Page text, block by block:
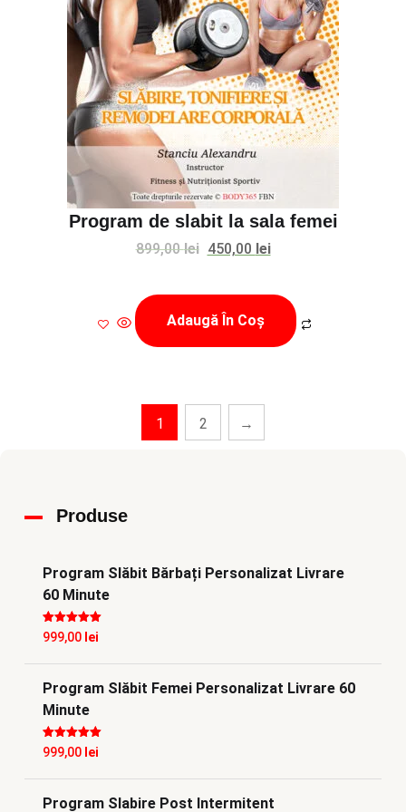
Program de slabit la sala femei
899,00lei Prețul
a
fost:
899,00 lei.
450,00 leiPrețul
este:
450,00 lei.
Adaugă În Coș
1 2 →
Produse
Program Slăbit Bărbați Personalizat Livrare
60 Minute
Evaluat la5
din 5
999,00 lei
Program Slăbit Femei Personalizat Livrare 60
Minute
Evaluat la5
din 5
999,00 lei
Program Slabire Post Intermitent